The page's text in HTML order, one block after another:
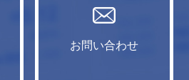
お問い合わせ